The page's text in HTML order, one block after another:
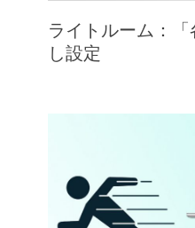
ライトルーム：「
し設定